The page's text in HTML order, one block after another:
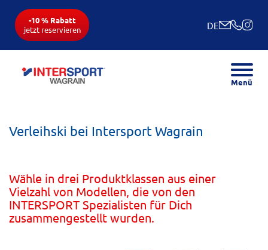
-10 % Rabatt
jetzt reservieren
DE
Menü
Verleihski bei Intersport Wagrain
Wähle in drei Produktklassen aus einer
Vielzahl von Modellen, die von den
INTERSPORT Spezialisten für Dich
zusammengestellt wurden.